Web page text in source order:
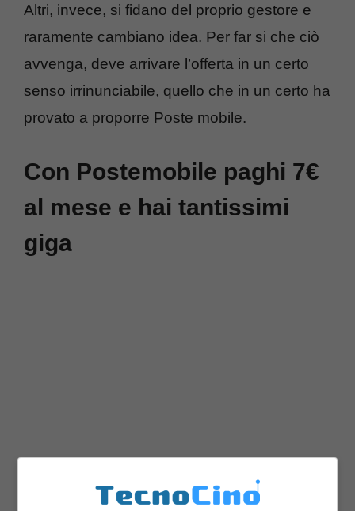
Altri, invece, si fidano del proprio gestore e
raramente cambiano idea. Per far si che ciò
avvenga, deve arrivare l’offerta in un certo
senso irrinunciabile, quello che in un certo ha
provato a proporre Poste mobile.
Con Postemobile paghi 7€
al mese e hai tantissimi
giga
Poste Italiane, lancia attraverso